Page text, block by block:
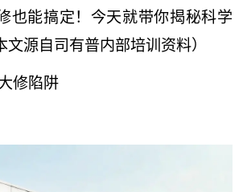
也能搞定！今天就带你揭秘科学
文源自司有普内部培训资料）
修陷阱